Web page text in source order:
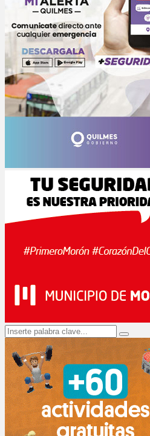
Search
for:
Search